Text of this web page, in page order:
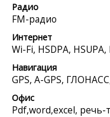
Радио
FM-радио
Интернет
Wi-Fi, HSDPA,
Навигация
GPS, A-GPS,
Офис
Pdf,word,excel, речь-